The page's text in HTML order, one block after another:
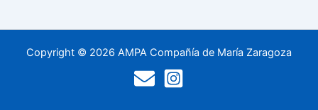
Copyright © 2026 AMPA Compañía de María Zaragoza